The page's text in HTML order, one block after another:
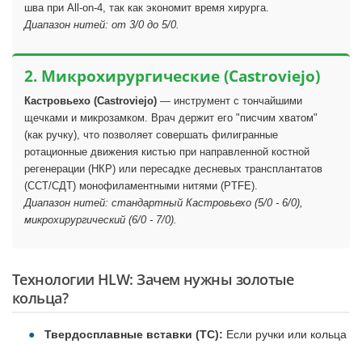
шва при All-on-4, так как экономит время хирурга.
Диапазон нитей: от 3/0 до 5/0.
2. Микрохирургические (Castroviejo)
Кастровьехо (Castroviejo) — инструмент с тончайшими
щечками и микрозамком. Врач держит его "писчим хватом"
(как ручку), что позволяет совершать филигранные
ротационные движения кистью при направленной костной
регенерации (НКР) или пересадке десневых трансплантатов
(ССТ/СДТ) монофиламентными нитями (PTFE).
Диапазон нитей: стандартный Кастровьехо (5/0 - 6/0),
микрохирургический (6/0 - 7/0).
Технологии HLW: Зачем нужны золотые
кольца?
Твердосплавные вставки (TC): Если ручки или кольца